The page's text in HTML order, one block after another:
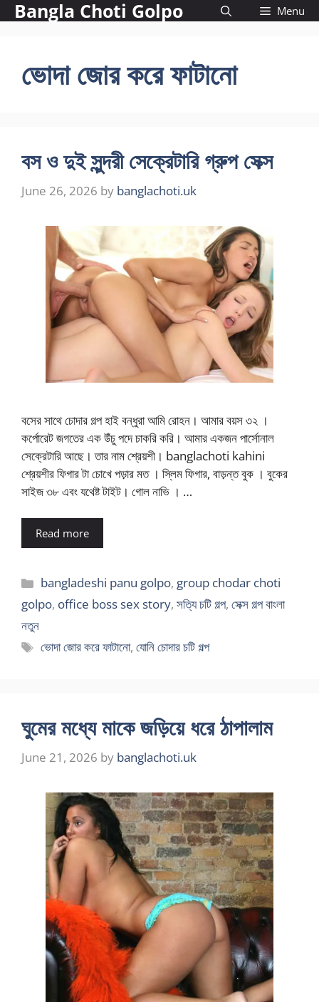
Skip
to
Bangla Choti Golpo Menu
ভোদা জোর করে ফাটানো
বস ও দুই সুন্দরী সেক্রেটারি গ্রুপ সেক্স
June 26, 2026 by banglachoti.uk
বসের সাথে চোদার গল্প হাই বন্ধুরা আমি রোহন। আমার বয়স ৩২ ।
কর্পোরেট জগতের এক উঁচু পদে চাকরি করি। আমার একজন পার্সোনাল
সেক্রেটারি আছে। তার নাম শ্রেয়শী। banglachoti kahini
শ্রেয়শীর ফিগার টা চোখে পড়ার মত । স্লিম ফিগার, বাড়ন্ত বুক । বুকের
সাইজ ৩৮ এবং যথেষ্ট টাইট। গোল নাভি । …
Read more
Categories
bangladeshi panu golpo, group chodar choti
golpo, office boss sex story, সত্যি চটি গল্প, সেক্স গল্প বাংলা
নতুন
Tags
ভোদা জোর করে ফাটানো,যোনি চোদার চটি গল্প
ঘুমের মধ্যে মাকে জড়িয়ে ধরে ঠাপালাম
June 21, 2026 by banglachoti.uk